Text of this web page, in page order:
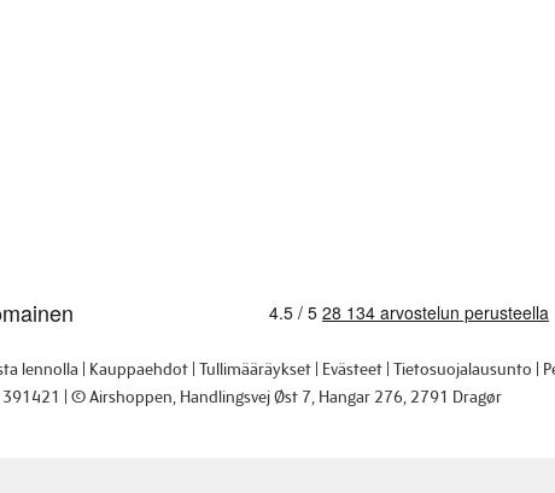
lennolla Kauppaehdot Tullimääräykset Evästeet Tietosuojalausunto
© Airshoppen , Handlingsvej Øst 7, Hangar 276, 2791 Dragør